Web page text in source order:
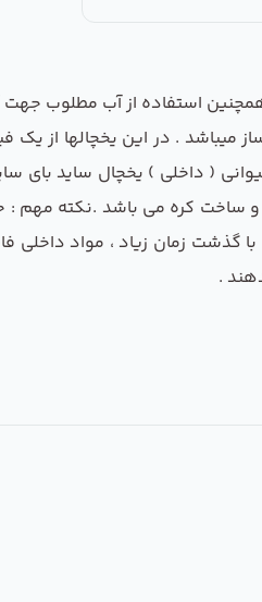
استفاده از آب مطلوب جهت
. در این یخچالها از یک
لیوانی ( داخلی ) یخچال ساید بای
. این فیتلرها دارای عمر مفید 12 ماه می باشد و ظرفیت تصفیه 800 گالن آب دارد و
گذشت زمان زیاد ، مواد داخلی
.